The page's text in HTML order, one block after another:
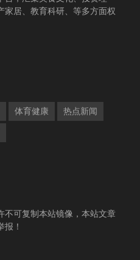
家居、教育科研、等多方面权
体育健康 热点新闻
不可复制本站镜像，本站文章
！